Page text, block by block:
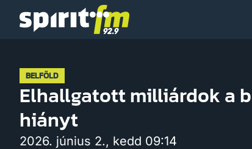
BELFÖLD
Elhallgatott milliárdok a
hiányt
2026. június 2., kedd 09:14